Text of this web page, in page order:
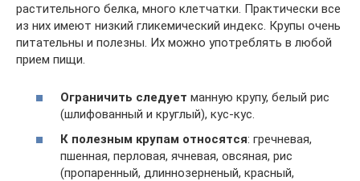
растительного белка, много клетчатки. Практически все
из них имеют низкий гликемический индекс. Крупы очень
питательны и полезны. Их можно употреблять в любой
прием пищи.
Ограничить следует манную крупу, белый рис
(шлифованный и круглый), кус-кус.
К полезным крупам относятся: гречневая,
пшенная, перловая, ячневая, овсяная, рис
(пропаренный, длиннозерненый, красный,